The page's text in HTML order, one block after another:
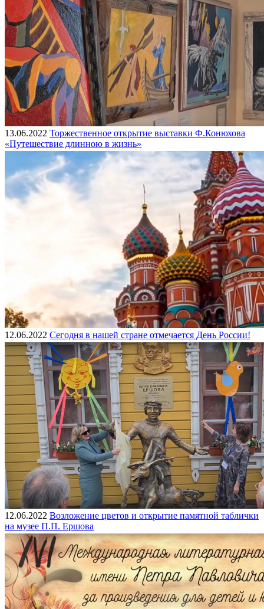
13.06.2022 Торжественное открытие выставки Ф.Конюхова
«Путешествие длинною в жизнь»
12.06.2022 Сегодня в нашей стране отмечается День России!
12.06.2022 Возложение цветов и открытие памятной таблички
на музее П.П. Ершова